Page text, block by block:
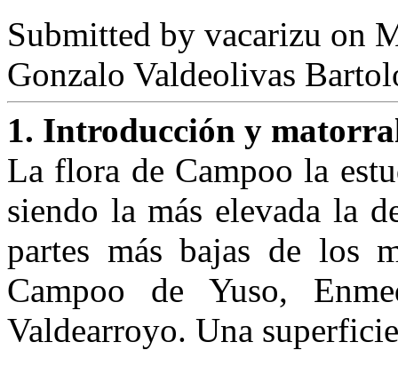
Submitted by vacarizu on
Gonzalo Valdeolivas
1. Introducción y
La flora de Campoo la
siendo la más elevada la
partes más bajas de los
Campoo de Yuso,
Valdearroyo. Una